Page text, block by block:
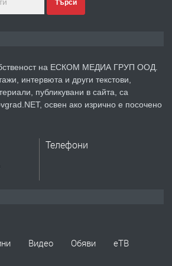
преди 2 години
Търси
на ЕСКОМ МЕДИА ГРУП ООД.
интервюта и други текстови,
публикувани в сайта, са
освен ако изрично е посочено
Телефони
Видео Обяви
еТВ